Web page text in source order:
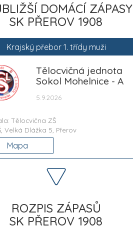
DOMÁCÍ ZÁPASY
SK PŘEROV 1908
Krajský přebor 1. třídy muži
Tělocvičná jednota
Sokol Mohelnice - A
5.9.2026
Tělocvična ZŠ
Velká Dlážka 5, Přerov
Mapa
ROZPIS ZÁPASŮ
SK PŘEROV 1908